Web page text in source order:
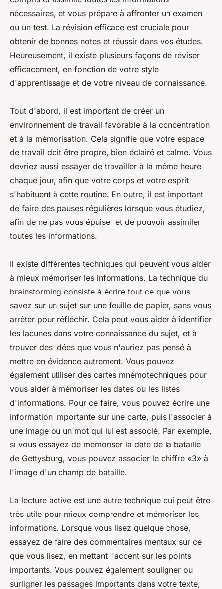
nécessaires, et vous prépare à affronter un examen
ou un test. La révision efficace est cruciale pour
obtenir de bonnes notes et réussir dans vos études.
Heureusement, il existe plusieurs façons de réviser
efficacement, en fonction de votre style
d'apprentissage et de votre niveau de connaissance.
Tout d'abord, il est important de créer un
environnement de travail favorable à la concentration
et à la mémorisation. Cela signifie que votre espace
de travail doit être propre, bien éclairé et calme. Vous
devriez aussi essayer de travailler à la même heure
chaque jour, afin que votre corps et votre esprit
s'habituent à cette routine. En outre, il est important
de faire des pauses régulières lorsque vous étudiez,
afin de ne pas vous épuiser et de pouvoir assimiler
toutes les informations.
Il existe différentes techniques qui peuvent vous aider
à mieux mémoriser les informations. La technique du
brainstorming consiste à écrire tout ce que vous
savez sur un sujet sur une feuille de papier, sans vous
arrêter pour réfléchir. Cela peut vous aider à identifier
les lacunes dans votre connaissance du sujet, et à
trouver des idées que vous n'auriez pas pensé à
mettre en évidence autrement. Vous pouvez
également utiliser des cartes mnémotechniques pour
vous aider à mémoriser les dates ou les listes
d'informations. Pour ce faire, vous pouvez écrire une
information importante sur une carte, puis l'associer à
une image ou un mot qui lui est associé. Par exemple,
si vous essayez de mémoriser la date de la bataille
de Gettysburg, vous pouvez associer le chiffre «3» à
l'image d'un champ de bataille.
La lecture active est une autre technique qui peut être
très utile pour mieux comprendre et mémoriser les
informations. Lorsque vous lisez quelque chose,
essayez de faire des commentaires mentaux sur ce
que vous lisez, en mettant l'accent sur les points
importants. Vous pouvez également souligner ou
surligner les passages importants dans votre texte,